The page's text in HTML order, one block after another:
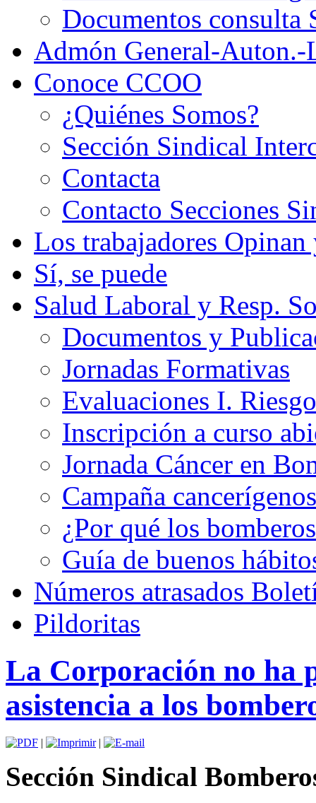
Documentos consulta
Admón General-Auton.-
Conoce CCOO
¿Quiénes Somos?
Sección Sindical
Contacta
Contacto Secciones
Los trabajadores Opinan
Sí, se puede
Salud Laboral y Resp.
Documentos y
Jornadas Formativas
Evaluaciones I.
Inscripción a curso
Jornada Cáncer en
Campaña
¿Por qué los
Guía de buenos
Números atrasados
Pildoritas
La Corporación no ha
asistencia a los
| |
Sección Sindical